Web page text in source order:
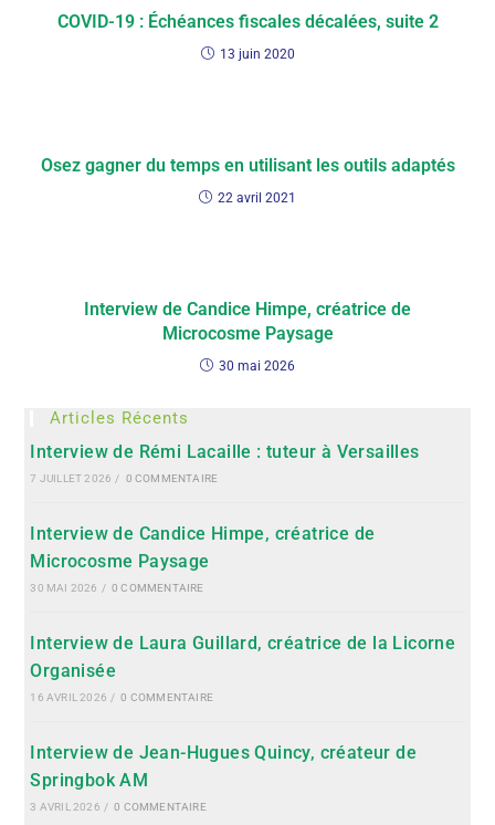
COVID-19 : Échéances fiscales décalées, suite 2
13 juin 2020
Osez gagner du temps en utilisant les outils adaptés
22 avril 2021
Interview de Candice Himpe, créatrice de
Microcosme Paysage
30 mai 2026
Articles Récents
Interview de Rémi Lacaille : tuteur à Versailles
7 JUILLET 2026 / 0 COMMENTAIRE
Interview de Candice Himpe, créatrice de
Microcosme Paysage
30 MAI 2026 / 0 COMMENTAIRE
Interview de Laura Guillard, créatrice de la Licorne
Organisée
16 AVRIL 2026 / 0 COMMENTAIRE
Interview de Jean-Hugues Quincy, créateur de
Springbok AM
3 AVRIL 2026 / 0 COMMENTAIRE